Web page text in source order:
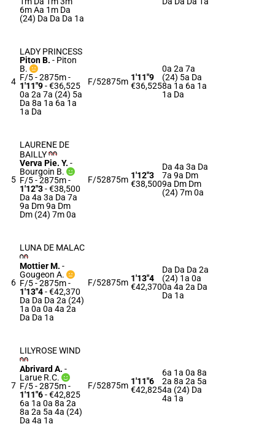
6m Aa 1m Da
(24) Da Da Da 1a
4
LADY PRINCESS
Piton B. - Piton
B.
F/5 - 2875m-
1'11"9- €36,525
0a 2a 7a (24) 5a
Da 8a 1a 6a 1a
1a Da
F/52875m 1'11"9
€36,525
0a 2a 7a
(24) 5a Da
8a 1a 6a 1a
1a Da
5
LAURENE DE
BAILLY
Verva Pie. Y. -
Bourgoin B.
F/5 - 2875m-
1'12"3- €38,500
Da 4a 3a Da 7a
9a Dm 9a Dm
Dm (24) 7m 0a
F/52875m 1'12"3
€38,500
Da 4a 3a Da
7a 9a Dm
9a Dm Dm
(24) 7m 0a
6
LUNA DE MALAC
Mottier M. -
Gougeon A.
F/5 - 2875m-
1'13"4- €42,370
Da Da Da 2a (24)
1a 0a 0a 4a 2a
Da Da 1a
F/52875m 1'13"4
€42,370
Da Da Da 2a
(24) 1a 0a
0a 4a 2a Da
Da 1a
7
LILYROSE WIND
Abrivard A. -
Larue R.C.
F/5 - 2875m-
1'11"6- €42,825
6a 1a 0a 8a 2a
8a 2a 5a 4a (24)
Da 4a 1a
F/52875m 1'11"6
€42,825
6a 1a 0a 8a
2a 8a 2a 5a
4a (24) Da
4a 1a